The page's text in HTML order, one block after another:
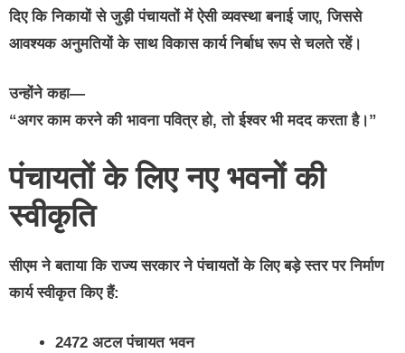
दिए कि निकायों से जुड़ी पंचायतों में ऐसी व्यवस्था बनाई जाए, जिससे
आवश्यक अनुमतियों के साथ विकास कार्य निर्बाध रूप से चलते रहें।
उन्होंने कहा—
“अगर काम करने की भावना पवित्र हो, तो ईश्वर भी मदद करता है।”
पंचायतों के लिए नए भवनों की
स्वीकृति
सीएम ने बताया कि राज्य सरकार ने पंचायतों के लिए बड़े स्तर पर निर्माण
कार्य स्वीकृत किए हैं:
2472 अटल पंचायत भवन